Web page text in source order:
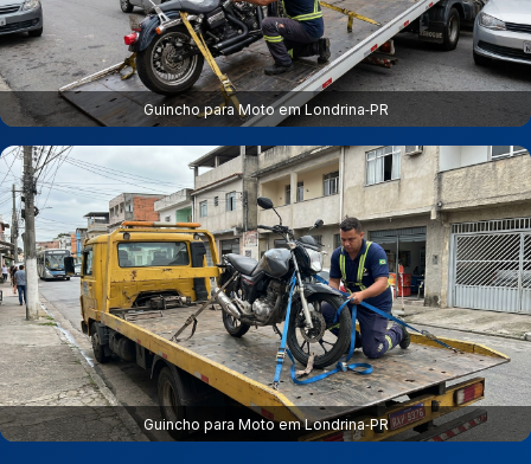
Guincho para Moto em Londrina‑PR
Guincho para Moto em Londrina‑PR